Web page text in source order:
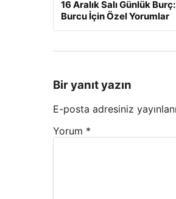
16 Aralık Salı Günlük
Burcu İçin Özel Yorumlar
Bir yanıt yazın
E-posta adresiniz
Yorum *